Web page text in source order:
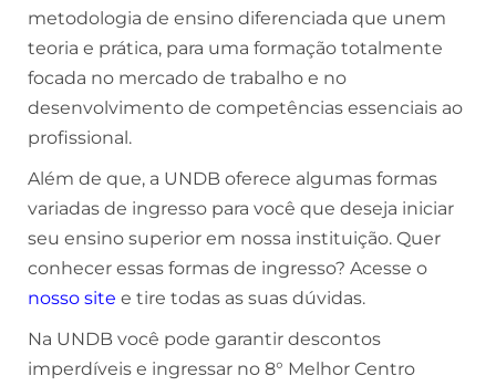
metodologia de ensino diferenciada que unem
teoria e prática, para uma formação totalmente
focada no mercado de trabalho e no
desenvolvimento de competências essenciais ao
profissional.
Além de que, a UNDB oferece algumas formas
variadas de ingresso para você que deseja iniciar
seu ensino superior em nossa instituição. Quer
conhecer essas formas de ingresso? Acesse o
nosso site e tire todas as suas dúvidas.
Na UNDB você pode garantir descontos
imperdíveis e ingressar no 8° Melhor Centro